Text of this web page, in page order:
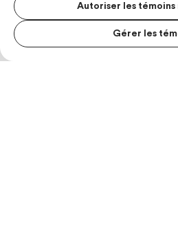
Autoriser les témoins
Gérer les